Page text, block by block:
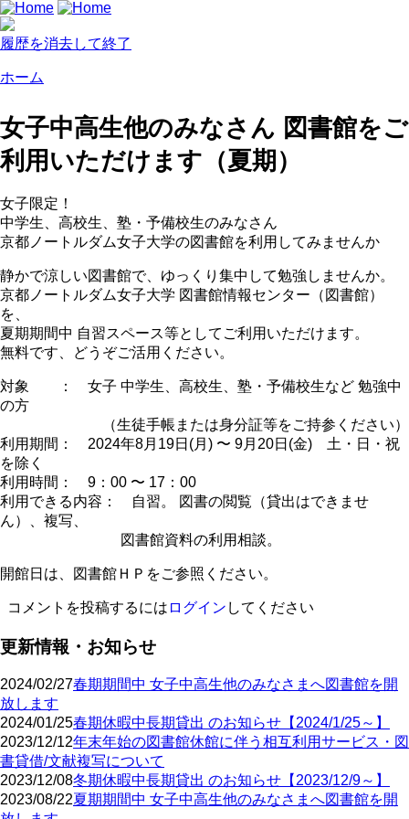
履歴を消去して終了
ホーム
女子中高生他のみなさん 図書館をご
利用いただけます（夏期）
女子限定！
中学生、高校生、塾・予備校生のみなさん
京都ノートルダム女子大学の図書館を利用してみませんか
静かで涼しい図書館で、ゆっくり集中して勉強しませんか。
京都ノートルダム女子大学 図書館情報センター（図書館）
を、
夏期期間中 自習スペース等としてご利用いただけます。
無料です、どうぞご活用ください。
対象 ： 女子 中学生、高校生、塾・予備校生など 勉強中
の方
（生徒手帳または身分証等をご持参ください）
利用期間： 2024年8月19日(月) 〜 9月20日(金) 土・日・祝
を除く
利用時間： 9：00 〜 17：00
利用できる内容： 自習。 図書の閲覧（貸出はできませ
ん）、複写、
図書館資料の利用相談。
開館日は、図書館ＨＰをご参照ください。
コメントを投稿するには ログイン してください
更新情報・お知らせ
2024/02/27春期期間中 女子中高生他のみなさまへ図書館を開
放します
2024/01/25春期休暇中長期貸出 のお知らせ【2024/1/25～】
2023/12/12年末年始の図書館休館に伴う相互利用サービス・図
書貸借/文献複写について
2023/12/08冬期休暇中長期貸出 のお知らせ【2023/12/9～】
2023/08/22夏期期間中 女子中高生他のみなさまへ図書館を開